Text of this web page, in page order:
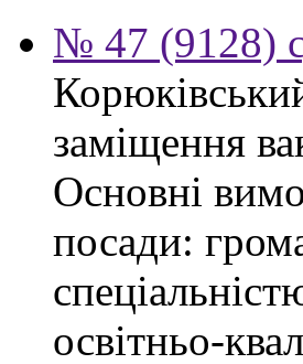
№ 47 (9128)
заміщення
Основні
посади:
освітньо-